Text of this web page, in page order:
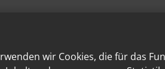
wir Cookies, die für das